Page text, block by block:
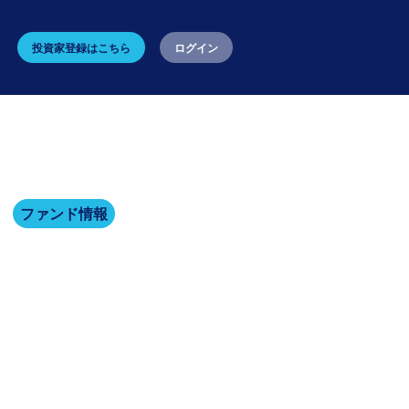
投資家登録はこちら ログイン
ファンド情報